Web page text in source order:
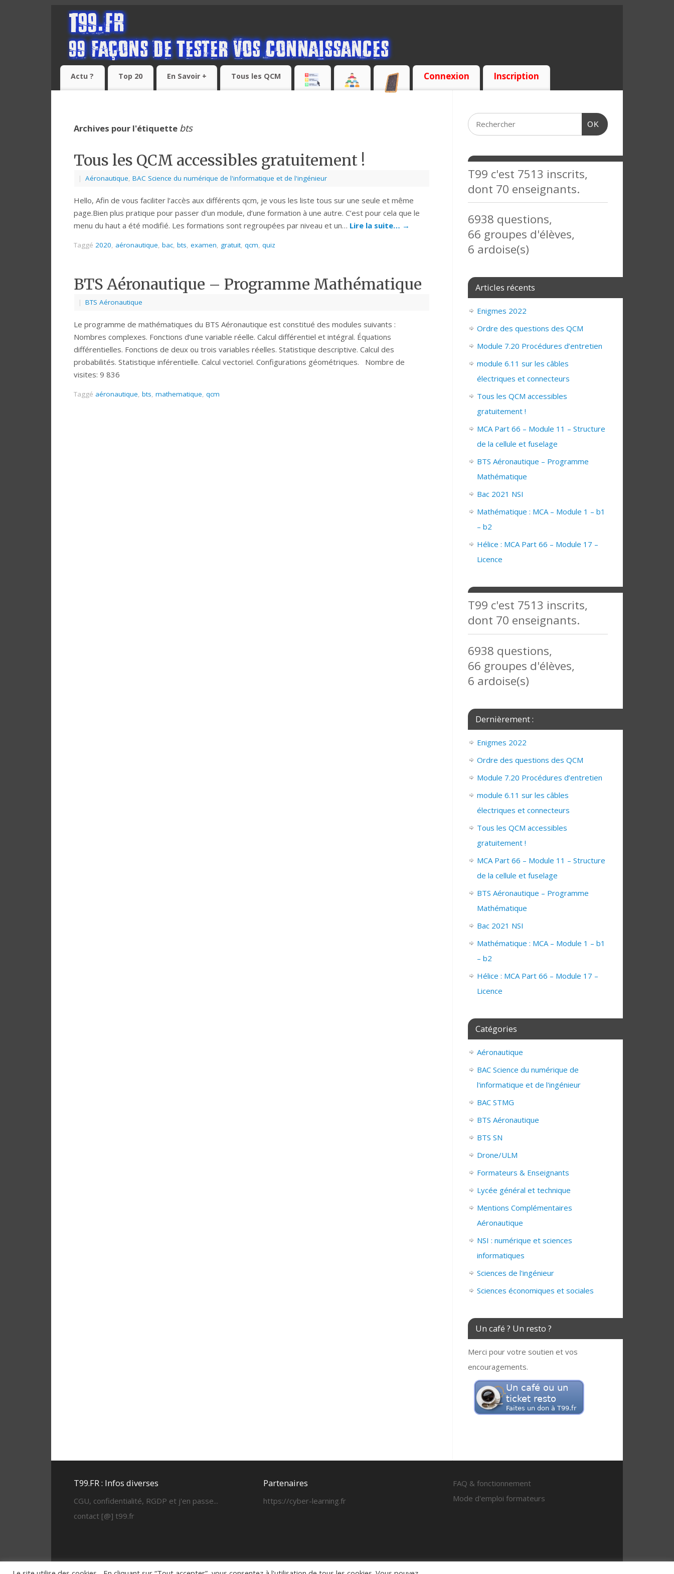
Actu ? Top 20 En Savoir + Tous les QCM Connexion Inscription
Archives pour l'étiquette bts
Tous les QCM accessibles gratuitement !
| Aéronautique, BAC Science du numérique de l'informatique et de l'ingénieur
Hello, Afin de vous faciliter l’accès aux différents qcm, je vous les liste tous sur une seule et même
page.Bien plus pratique pour passer d’un module, d’une formation à une autre. C’est pour cela que le
menu du haut a été modifié. Les formations sont regroupées par niveau et un… Lire la suite… →
Taggé 2020, aéronautique, bac, bts, examen, gratuit, qcm, quiz
BTS Aéronautique – Programme Mathématique
| BTS Aéronautique
Le programme de mathématiques du BTS Aéronautique est constitué des modules suivants :
Nombres complexes. Fonctions d’une variable réelle. Calcul différentiel et intégral. Équations
différentielles. Fonctions de deux ou trois variables réelles. Statistique descriptive. Calcul des
probabilités. Statistique inférentielle. Calcul vectoriel. Configurations géométriques. Nombre de
visites: 9 836
Taggé aéronautique, bts, mathematique, qcm
OK
T99 c'est 7513 inscrits,
dont 70 enseignants.
6938 questions,
66 groupes d'élèves,
6 ardoise(s)
Articles récents
Enigmes 2022
Ordre des questions des QCM
Module 7.20 Procédures d’entretien
module 6.11 sur les câbles
électriques et connecteurs
Tous les QCM accessibles
gratuitement !
MCA Part 66 – Module 11 – Structure
de la cellule et fuselage
BTS Aéronautique – Programme
Mathématique
Bac 2021 NSI
Mathématique : MCA – Module 1 – b1
– b2
Hélice : MCA Part 66 – Module 17 –
Licence
T99 c'est 7513 inscrits,
dont 70 enseignants.
6938 questions,
66 groupes d'élèves,
6 ardoise(s)
Dernièrement :
Enigmes 2022
Ordre des questions des QCM
Module 7.20 Procédures d’entretien
module 6.11 sur les câbles
électriques et connecteurs
Tous les QCM accessibles
gratuitement !
MCA Part 66 – Module 11 – Structure
de la cellule et fuselage
BTS Aéronautique – Programme
Mathématique
Bac 2021 NSI
Mathématique : MCA – Module 1 – b1
– b2
Hélice : MCA Part 66 – Module 17 –
Licence
Catégories
Aéronautique
BAC Science du numérique de
l'informatique et de l'ingénieur
BAC STMG
BTS Aéronautique
BTS SN
Drone/ULM
Formateurs & Enseignants
Lycée général et technique
Mentions Complémentaires
Aéronautique
NSI : numérique et sciences
informatiques
Sciences de l'ingénieur
Sciences économiques et sociales
Un café ? Un resto ?
Merci pour votre soutien et vos
encouragements.
T99.FR : Infos diverses
CGU, confidentialité, RGDP et j'en passe...
contact [@] t99.fr
Partenaires
https://cyber-learning.fr
FAQ & fonctionnement
Mode d'emploi formateurs